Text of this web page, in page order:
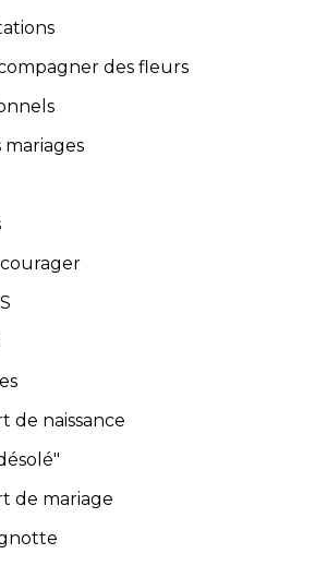
des fleurs
de naissance
de mariage